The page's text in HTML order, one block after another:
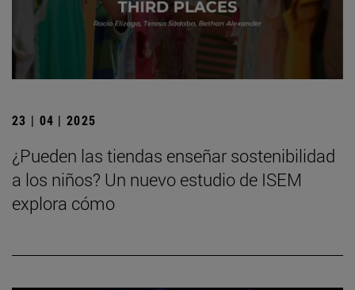
23 | 04 | 2025
¿Pueden las tiendas enseñar sostenibilidad
a los niños? Un nuevo estudio de ISEM
explora cómo